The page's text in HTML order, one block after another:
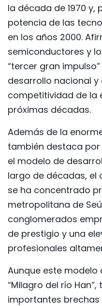
la década de 1970 y,
potencia de las
en los años 2000.
semiconductores y
“tercer gran
desarrollo nacional
competitividad de la
próximas décadas.
Además de la
también destaca
el modelo de
largo de décadas, el
se ha concentrado
metropolitana de
conglomerados
de prestigio y una
profesionales
Aunque este
“Milagro del río
importantes